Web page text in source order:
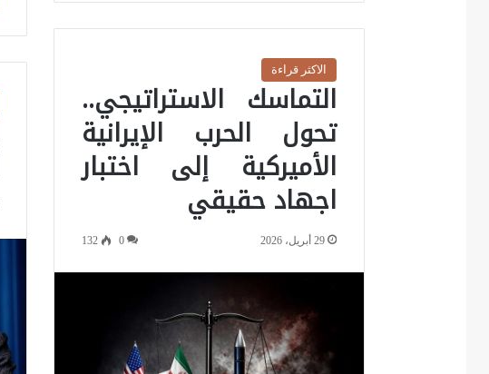
الاكثر قراءة
التماسك الاستراتيجي..
تحول الحرب الإيرانية
الأميركية إلى اختبار
اجهاد حقيقي
29 أبريل، 2026 0
132